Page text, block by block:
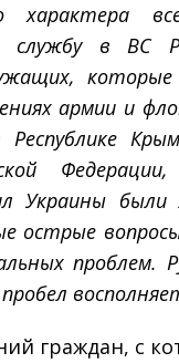
характера
службу в ВС
армии и
Украины
острые
проблем.
граждан, с